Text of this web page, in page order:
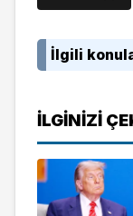
İlgili
İLGINIZI